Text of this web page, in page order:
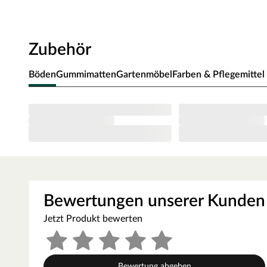
Folgende Fenster werden mitgeliefert: 2 Fenster.
Empfohlenes Zubehör
Preiswerte Markenprodukte rund um Holz und darüber
Garten-/Gerätehäusern, Sichtschutzzäunen,
produziert der Hersteller alles, was den Outdoorbereich
Innovative Materialien, hochwertiges Holz und günstige
Zubehör
BödenGummimattenGartenmöbel Farben & Pflegemittel
Bewertungen unserer Kunden
Jetzt Produkt bewerten